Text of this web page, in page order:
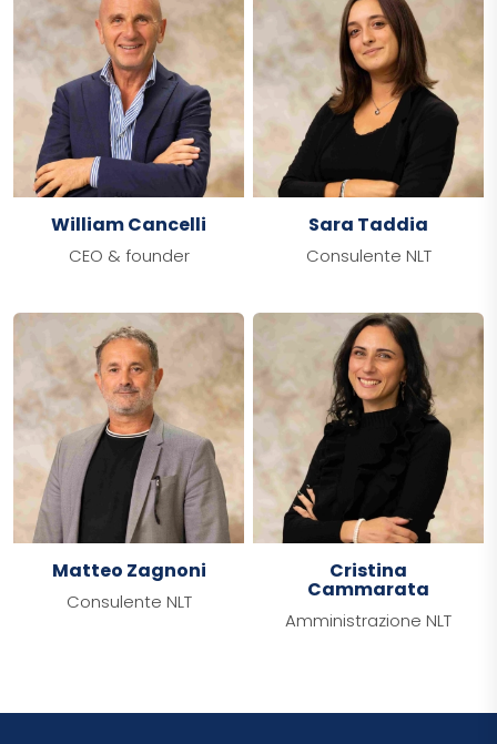
William Cancelli
CEO & founder
Sara Taddia
Consulente NLT
Matteo Zagnoni
Consulente NLT
Cristina
Cammarata
Amministrazione NLT